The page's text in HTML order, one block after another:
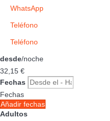
WhatsApp
Teléfono
Teléfono
desde/noche
32, 15 €
Fechas
Fechas
Añadir fechas
Adultos